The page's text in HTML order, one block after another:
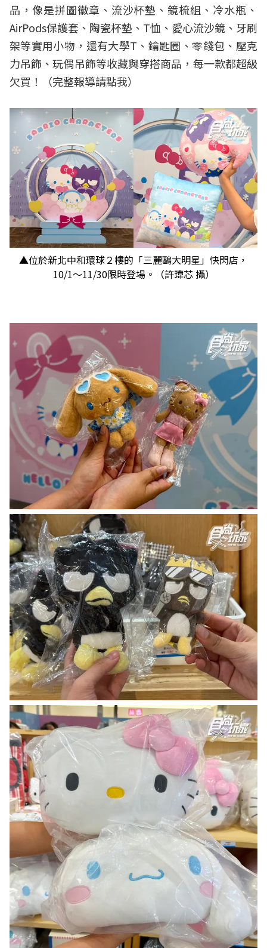
品，像是拼圖徽章、流沙杯墊、鏡梳組、冷水瓶、
AirPods保護套、陶瓷杯墊、T恤、愛心流沙鏡、牙刷
架等實用小物，還有大學T、鑰匙圈、零錢包、壓克
力吊飾、玩偶吊飾等收藏與穿搭商品，每一款都超級
欠買！（完整報導請點我）
▲位於新北中和環球２樓的「三麗鷗大明星」快閃店，
10/1～11/30限時登場。（許瑋芯 攝）